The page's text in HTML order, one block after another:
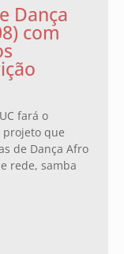
Dança
com
fará o
projeto que
de Dança Afro
rede, samba